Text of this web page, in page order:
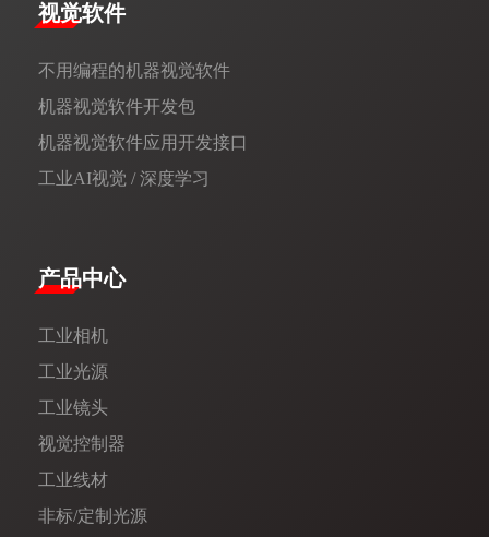
视觉软件
不用编程的机器视觉软件
机器视觉软件开发包
机器视觉软件应用开发接口
工业AI视觉 / 深度学习
产品中心
工业相机
工业光源
工业镜头
视觉控制器
工业线材
非标/定制光源